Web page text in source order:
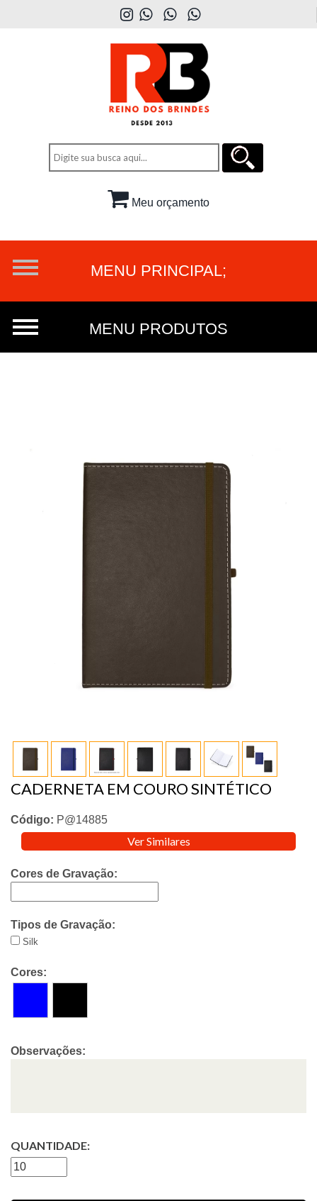
Meu orçamento
CADERNETA EM COURO SINTÉTICO
Código: P@14885
Ver Similares
Cores de Gravação:
Tipos de Gravação:
Silk
Cores:
Observações:
QUANTIDADE: